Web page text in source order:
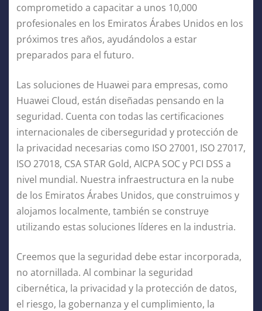
comprometido a capacitar a unos 10,000
profesionales en los Emiratos Árabes Unidos en los
próximos tres años, ayudándolos a estar
preparados para el futuro.
Las soluciones de Huawei para empresas, como
Huawei Cloud, están diseñadas pensando en la
seguridad. Cuenta con todas las certificaciones
internacionales de ciberseguridad y protección de
la privacidad necesarias como ISO 27001, ISO 27017,
ISO 27018, CSA STAR Gold, AICPA SOC y PCI DSS a
nivel mundial. Nuestra infraestructura en la nube
de los Emiratos Árabes Unidos, que construimos y
alojamos localmente, también se construye
utilizando estas soluciones líderes en la industria.
Creemos que la seguridad debe estar incorporada,
no atornillada. Al combinar la seguridad
cibernética, la privacidad y la protección de datos,
el riesgo, la gobernanza y el cumplimiento, la